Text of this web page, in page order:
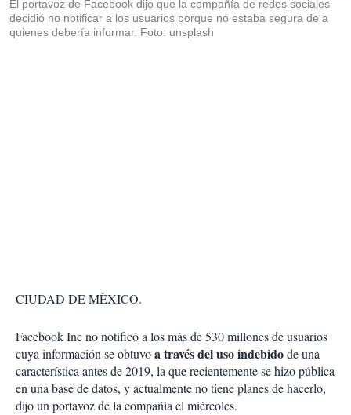
El portavoz de Facebook dijo que la compañía de redes sociales
decidió no notificar a los usuarios porque no estaba segura de a
quienes debería informar. Foto: unsplash
CIUDAD DE MÉXICO.
Facebook Inc no notificó a los más de 530 millones de usuarios
cuya información se obtuvoa través del uso indebidode una
característica antes de 2019, la que recientemente se hizo pública
en una base de datos, y actualmente no tiene planes de hacerlo,
dijo un portavoz de la compañía el miércoles.